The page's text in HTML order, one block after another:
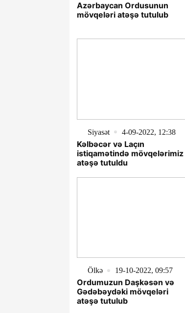
Azərbaycan Ordusunun
mövqeləri atəşə tutulub
Siyasət 4-09-2022, 12:38
Kəlbəcər və Laçın
istiqamətində mövqelərimiz
atəşə tutuldu
Ölkə 19-10-2022, 09:57
Ordumuzun Daşkəsən və
Gədəbəydəki mövqeləri
atəşə tutulub